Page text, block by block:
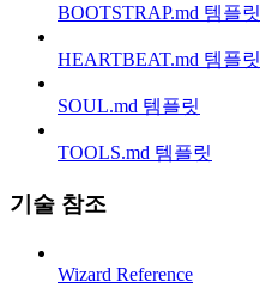
BOOTSTRAP.md 템플릿
HEARTBEAT.md 템플릿
SOUL.md 템플릿
TOOLS.md 템플릿
기술 참조
Wizard Reference